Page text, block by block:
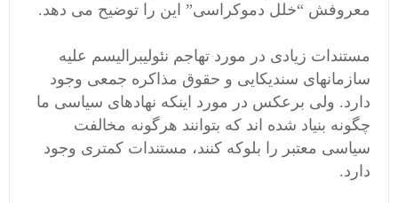
معروفش “خلل دموکراسی” این را توضیح می دهد.
مستندات زیادی در مورد تهاجم نئولیبرالیسم علیه
سازمانهای سندیکایی و حقوق مذاکره جمعی وجود
دارد. ولی برعکس در مورد اینکه نهادهای سیاسی ما
چگونه بنیاد شده اند که بتوانند هرگونه مخالفت
سیاسی معتبر را بلوکه کنند، مستندات کمتری وجود
دارد.